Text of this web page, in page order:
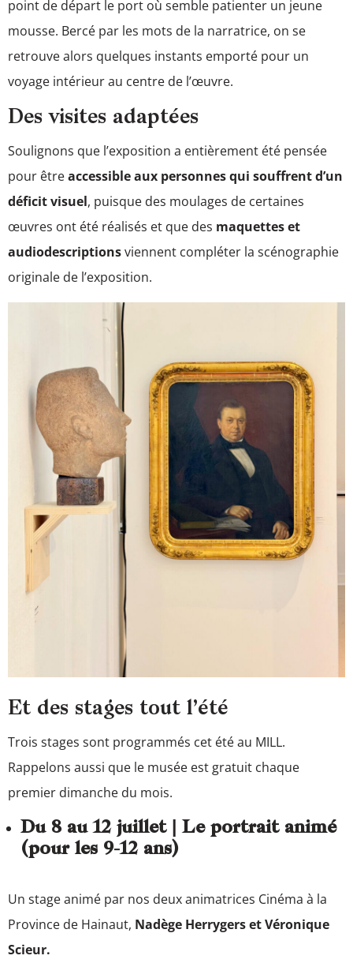
point de départ le port où semble patienter un jeune
mousse. Bercé par les mots de la narratrice, on se
retrouve alors quelques instants emporté pour un
voyage intérieur au centre de l’œuvre.
Des visites adaptées
Soulignons que l’exposition a entièrement été pensée
pour êtreaccessible aux personnes qui souffrent d’un
déficit visuel, puisque des moulages de certaines
œuvres ont été réalisés et que des maquettes et
audiodescriptionsviennent compléter la scénographie
originale de l’exposition.
Et des stages tout l’été
Trois stages sont programmés cet été au MILL.
Rappelons aussi que le musée est gratuit chaque
premier dimanche du mois.
Du 8 au 12 juillet | Le portrait animé
(pour les 9-12 ans)
Un stage animé par nos deux animatrices Cinéma à la
Province de Hainaut, Nadège Herrygers et Véronique
Scieur.